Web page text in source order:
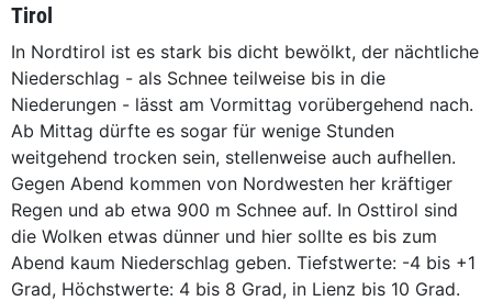
Tirol
In Nordtirol ist es stark bis dicht bewölkt, der nächtliche
Niederschlag - als Schnee teilweise bis in die
Niederungen - lässt am Vormittag vorübergehend nach.
Ab Mittag dürfte es sogar für wenige Stunden
weitgehend trocken sein, stellenweise auch aufhellen.
Gegen Abend kommen von Nordwesten her kräftiger
Regen und ab etwa 900 m Schnee auf. In Osttirol sind
die Wolken etwas dünner und hier sollte es bis zum
Abend kaum Niederschlag geben. Tiefstwerte: -4 bis +1
Grad, Höchstwerte: 4 bis 8 Grad, in Lienz bis 10 Grad.